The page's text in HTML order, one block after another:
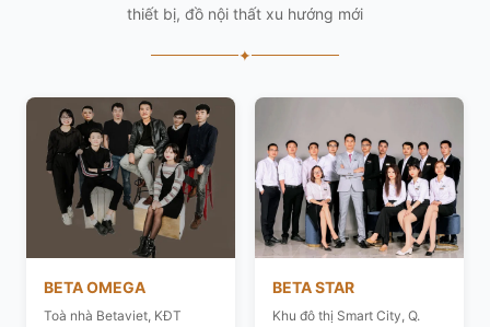
thiết bị, đồ nội thất xu hướng mới
✦
BETA OMEGA
Toà nhà Betaviet, KĐT
BETA STAR
Khu đô thị Smart City, Q.